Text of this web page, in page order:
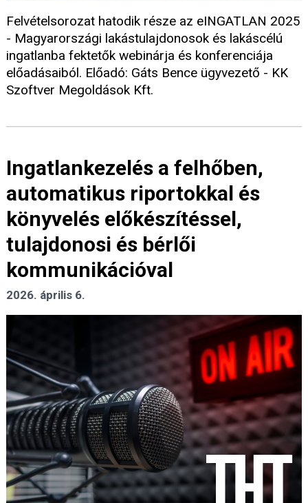
Felvételsorozat hatodik része az eINGATLAN 2025
- Magyarországi lakástulajdonosok és lakáscélú
ingatlanba fektetők webinárja és konferenciája
előadásaiból. Előadó: Gáts Bence ügyvezető - KK
Szoftver Megoldások Kft.
Ingatlankezelés a felhőben,
automatikus riportokkal és
könyvelés előkészítéssel,
tulajdonosi és bérlői
kommunikációval
2026. április 6.